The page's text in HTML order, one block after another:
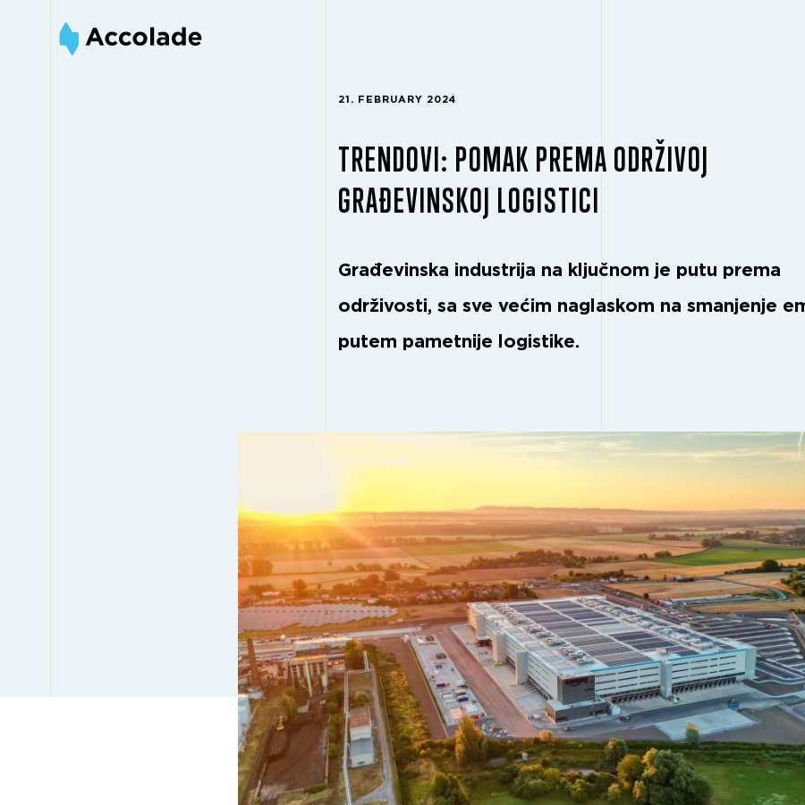
21. FEBRUARY 2024
TRENDOVI: POMAK PREMA ODRŽIVOJ
GRAĐEVINSKOJ LOGISTICI
Građevinska industrija na ključnom je putu prema
održivosti, sa sve većim naglaskom na smanjenje
putem pametnije logistike.